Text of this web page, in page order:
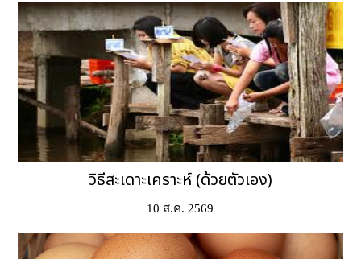
วิธีสะเดาะเคราะห์ (ด้วยตัวเอง)
10 ส.ค. 2569